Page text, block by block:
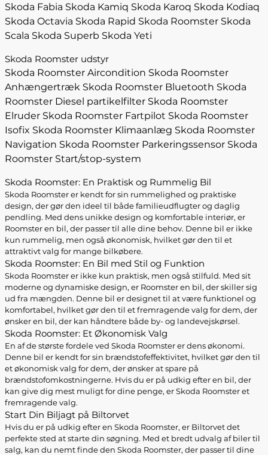
Skoda Fabia Skoda Kamiq Skoda Karoq Skoda Kodiaq
Skoda Octavia Skoda Rapid Skoda Roomster Skoda
Scala Skoda Superb Skoda Yeti
Skoda Roomster udstyr
Skoda Roomster Aircondition Skoda Roomster
Anhængertræk Skoda Roomster Bluetooth Skoda
Roomster Diesel partikelfilter Skoda Roomster
Elruder Skoda Roomster Fartpilot Skoda Roomster
Isofix Skoda Roomster Klimaanlæg Skoda Roomster
Navigation Skoda Roomster Parkeringssensor Skoda
Roomster Start/stop-system
Skoda Roomster: En Praktisk og Rummelig Bil
Skoda Roomster er kendt for sin rummelighed og praktiske
design, der gør den ideel til både familieudflugter og daglig
pendling. Med dens unikke design og komfortable interiør, er
Roomster en bil, der passer til alle dine behov. Denne bil er ikke
kun rummelig, men også økonomisk, hvilket gør den til et
attraktivt valg for mange bilkøbere.
Skoda Roomster: En Bil med Stil og Funktion
Skoda Roomster er ikke kun praktisk, men også stilfuld. Med sit
moderne og dynamiske design, er Roomster en bil, der skiller sig
ud fra mængden. Denne bil er designet til at være funktionel og
komfortabel, hvilket gør den til et fremragende valg for dem, der
ønsker en bil, der kan håndtere både by- og landevejskørsel.
Skoda Roomster: Et Økonomisk Valg
En af de største fordele ved Skoda Roomster er dens økonomi.
Denne bil er kendt for sin brændstofeffektivitet, hvilket gør den til
et økonomisk valg for dem, der ønsker at spare på
brændstofomkostningerne. Hvis du er på udkig efter en bil, der
kan give dig mest muligt for dine penge, er Skoda Roomster et
fremragende valg.
Start Din Biljagt på Biltorvet
Hvis du er på udkig efter en Skoda Roomster, er Biltorvet det
perfekte sted at starte din søgning. Med et bredt udvalg af biler til
salg, kan du nemt finde den Skoda Roomster, der passer til dine